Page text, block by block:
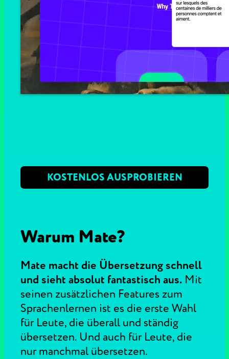
KOSTENLOS AUSPROBIEREN
Warum Mate?
Mate macht die Übersetzung schnell
und sieht absolut fantastisch aus. Mit
seinen zusätzlichen Features zum
Sprachenlernen ist es die erste Wahl
für Leute, die überall und ständig
übersetzen. Und auch für Leute, die
nur manchmal übersetzen.